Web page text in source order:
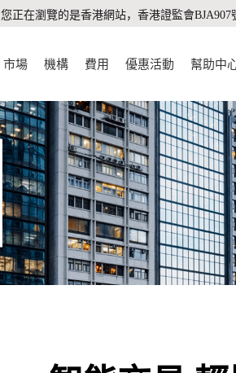
您正在瀏覽的是香港網站，香港證監會
市場 機構 費用 優惠活動 幫助中